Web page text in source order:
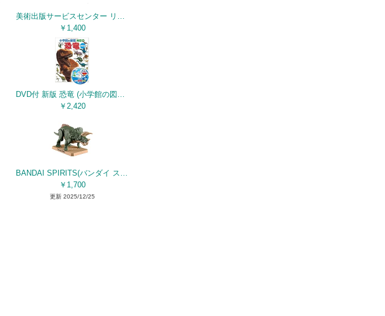
美術出版サービスセンター リリアン編みができる 手あみくん 3種セット ABS樹脂製
￥1,400
DVD付 新版 恐竜 (小学館の図鑑 NEO)
￥2,420
￥1,700
更新 2025/12/25